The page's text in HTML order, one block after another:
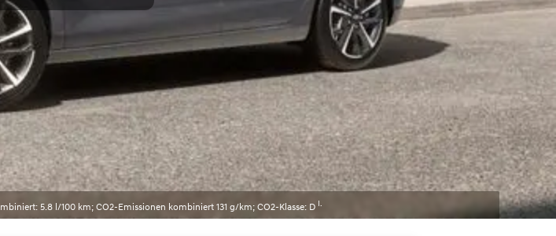
5.8 l/100 km; CO2-Emissionen kombiniert 131 g/km; CO2-Klasse: D I.